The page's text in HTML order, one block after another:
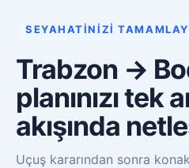
SEYAHATINIZI
Trabzon →
planınızı tek
akışında
Uçuş kararından sonra